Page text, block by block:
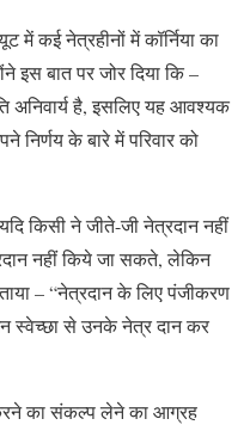
में कई नेत्रहीनों में कॉर्निया का
इस बात पर जोर दिया कि –
अनिवार्य है, इसलिए यह आवश्यक
निर्णय के बारे में परिवार को
किसी ने जीते-जी नेत्रदान नहीं
नहीं किये जा सकते, लेकिन
– “नेत्रदान के लिए पंजीकरण
स्वेच्छा से उनके नेत्र दान कर
का संकल्प लेने का आग्रह